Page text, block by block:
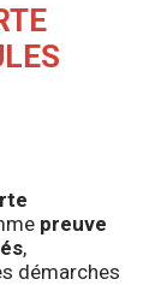
preuve
,
démarches